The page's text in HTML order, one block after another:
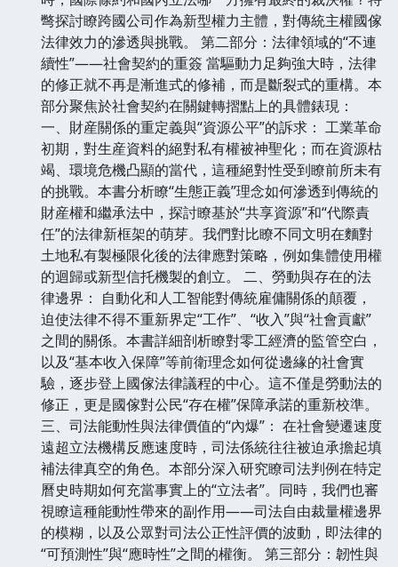
彆探討瞭跨國公司作為新型權力主體，對傳統主權國傢
法律效力的滲透與挑戰。 第二部分：法律領域的“不連
續性”——社會契約的重簽 當驅動力足夠強大時，法律
的修正就不再是漸進式的修補，而是斷裂式的重構。本
部分聚焦於社會契約在關鍵轉摺點上的具體錶現：
一、財産關係的重定義與“資源公平”的訴求： 工業革命
初期，對生産資料的絕對私有權被神聖化；而在資源枯
竭、環境危機凸顯的當代，這種絕對性受到瞭前所未有
的挑戰。本書分析瞭“生態正義”理念如何滲透到傳統的
財産權和繼承法中，探討瞭基於“共享資源”和“代際責
任”的法律新框架的萌芽。我們對比瞭不同文明在麵對
土地私有製極限化後的法律應對策略，例如集體使用權
的迴歸或新型信托機製的創立。 二、勞動與存在的法
律邊界： 自動化和人工智能對傳統雇傭關係的顛覆，
迫使法律不得不重新界定“工作”、“收入”與“社會貢獻”
之間的關係。本書詳細剖析瞭對零工經濟的監管空白，
以及“基本收入保障”等前衛理念如何從邊緣的社會實
驗，逐步登上國傢法律議程的中心。這不僅是勞動法的
修正，更是國傢對公民“存在權”保障承諾的重新校準。
三、司法能動性與法律價值的“內爆”： 在社會變遷速度
遠超立法機構反應速度時，司法係統往往被迫承擔起填
補法律真空的角色。本部分深入研究瞭司法判例在特定
曆史時期如何充當事實上的“立法者”。同時，我們也審
視瞭這種能動性帶來的副作用——司法自由裁量權邊界
的模糊，以及公眾對司法公正性評價的波動，即法律的
“可預測性”與“應時性”之間的權衡。 第三部分：韌性與